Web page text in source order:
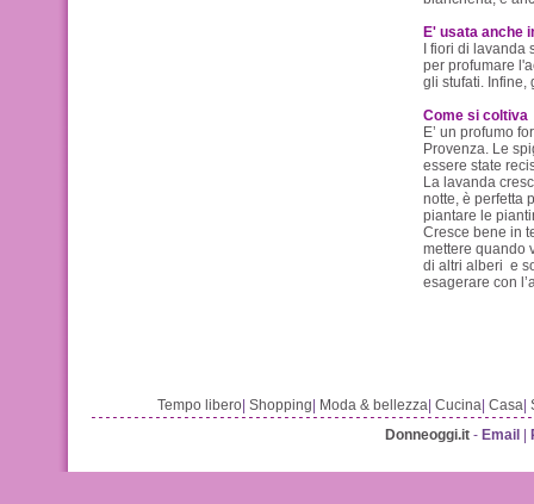
E' usata anche
I fiori di
per profumare
gli stufati. Infine,
Come si coltiva
E’ un profumo
Provenza. Le
essere state
La lavanda
notte, è perfetta
piantare le
Cresce bene in
mettere quando
di altri alberi e
esagerare con
Tempo libero Shopping Moda & bellezza Cucina Casa
Donneoggi.it - Email